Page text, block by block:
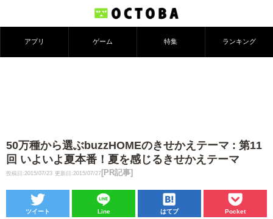
アプリ ゲーム 特集 ランキング
50万種から選ぶbuzzHOMEのきせかえテーマ : 第11
回 いよいよ夏本番！夏を感じるきせかえテーマ
投稿日:2015/07/23 更新日:2015/07/27 [PR記事]
ツイート Line はてブ Pocket